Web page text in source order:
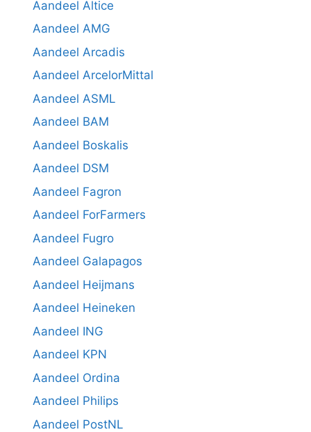
Aandeel Altice
Aandeel AMG
Aandeel Arcadis
Aandeel ArcelorMittal
Aandeel ASML
Aandeel BAM
Aandeel Boskalis
Aandeel DSM
Aandeel Fagron
Aandeel ForFarmers
Aandeel Fugro
Aandeel Galapagos
Aandeel Heijmans
Aandeel Heineken
Aandeel ING
Aandeel KPN
Aandeel Ordina
Aandeel Philips
Aandeel PostNL